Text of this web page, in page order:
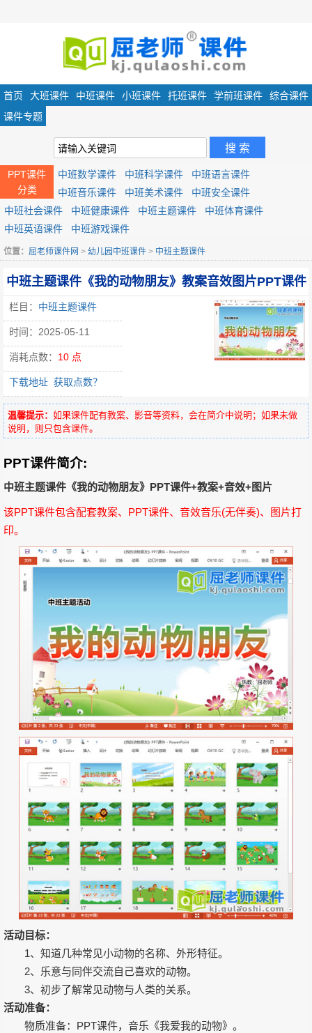
首页 大班课件 中班课件 小班课件 托班课件 学前班课件
综合课件
课件专题
PPT课件
分类
中班数学课件 中班科学课件
中班语言课件
中班音乐课件
中班美术课件
中班安全课件
中班社会课件
中班健康课件 中班主题课件
中班体育课件
中班英语课件
中班游戏课件
位置： 屈老师课件网 > 幼儿园中班课件 > 中班主题课件
中班主题课件《我的动物朋友》教案音效图片PPT课件
栏目： 中班主题课件
时间：2025-05-11
消耗点数： 10 点
下载地址 获取点数？
温馨提示： 如果课件配有教案、影音等资料，会在简介中说明；如果未做
说明，则只包含课件。
PPT课件简介:
中班主题课件《我的动物朋友》PPT课件+教案+音效+图片
该PPT课件包含配套教案、PPT课件、音效音乐(无伴奏)、图片打
印。
活动目标：
1、知道几种常见小动物的名称、外形特征。
2、乐意与同伴交流自己喜欢的动物。
3、初步了解常见动物与人类的关系。
活动准备：
物质准备：PPT课件，音乐《我爱我的动物》。